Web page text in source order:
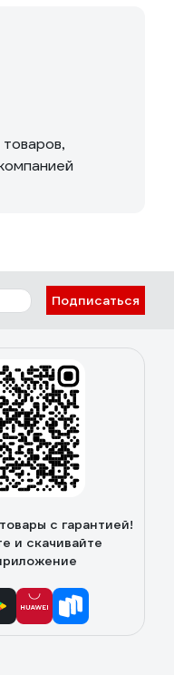
Подписаться
с гарантией!
и скачивайте